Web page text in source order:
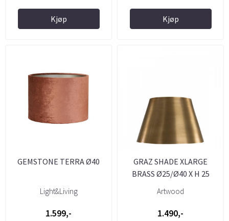
Kjøp Kjøp
GEMSTONE TERRA Ø40
Light&Living
1.599,-
GRAZ SHADE XLARGE
BRASS Ø25/Ø40 X H 25
Artwood
1.490,-